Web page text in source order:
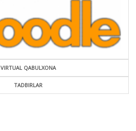
VIRTUAL QABULXONA
TADBIRLAR